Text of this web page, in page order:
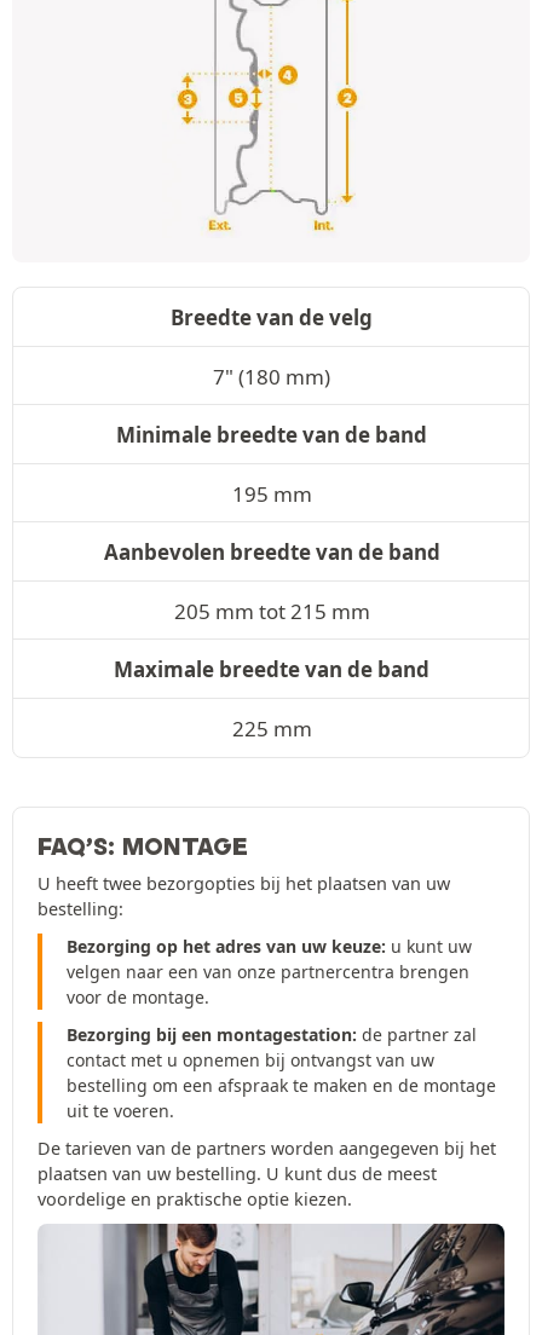
Breedte van de velg
7" (180 mm)
Minimale breedte van de band
195 mm
Aanbevolen breedte van de band
205 mm tot 215 mm
Maximale breedte van de band
225 mm
FAQ’S: MONTAGE
U heeft twee bezorgopties bij het plaatsen van uw
bestelling:
Bezorging op het adres van uw keuze: u kunt uw
velgen naar een van onze partnercentra brengen
voor de montage.
Bezorging bij een montagestation: de partner zal
contact met u opnemen bij ontvangst van uw
bestelling om een afspraak te maken en de montage
uit te voeren.
De tarieven van de partners worden aangegeven bij het
plaatsen van uw bestelling. U kunt dus de meest
voordelige en praktische optie kiezen.